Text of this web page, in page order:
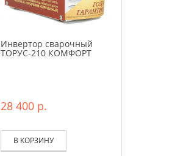
Инвертор сварочный
ТОРУС-210 КОМФОРТ
28 400 р.
В КОРЗИНУ